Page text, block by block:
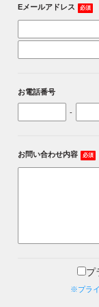
Eメールアドレス 必須
お電話番号
-
お問い合わせ内容 必須
プ
※プラ